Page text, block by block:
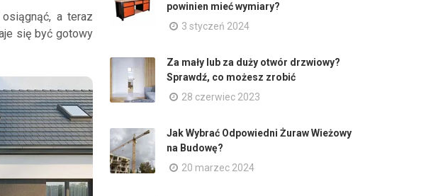
a teraz
się być gotowy
powinien mieć wymiary?
3 styczeń 2024
Za mały lub za duży otwór drzwiowy?
Sprawdź, co możesz zrobić
28 czerwiec 2023
Jak Wybrać Odpowiedni Żuraw Wieżowy
na Budowę?
20 marzec 2024